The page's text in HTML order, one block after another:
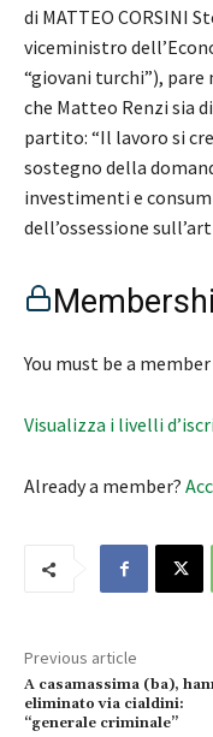
di MATTEO CORSINI
viceministro
“giovani turchi”),
che Matteo Renzi sia
partito: “Il lavoro si
sostegno della
investimenti e
dell’ossessione
You must be a
Visualizza i livelli
Already a member?
Previous article
A casamassima (ba),
eliminato via cialdini:
“generale criminale”